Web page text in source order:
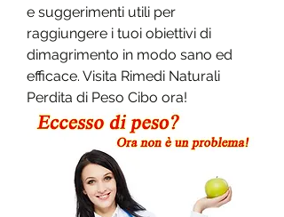
e suggerimenti utili per
raggiungere i tuoi obiettivi di
dimagrimento in modo sano ed
efficace. Visita Rimedi Naturali
Perdita di Peso Cibo ora!